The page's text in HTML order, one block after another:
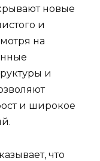
новые
и
на
и
и широкое
что